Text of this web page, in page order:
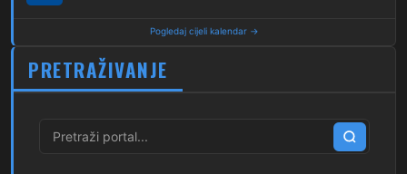
272 Dubec – Sesvete – Moravče
273
Dubec – Sesvete – Laktec
Pogledaj cijeli kalendar →
PRETRAŽIVANJE